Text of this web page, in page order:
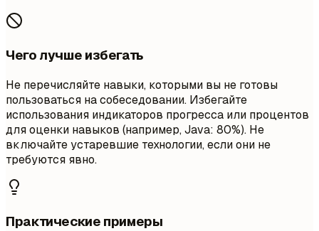
Чего лучше избегать
Не перечисляйте навыки, которыми вы не готовы
пользоваться на собеседовании. Избегайте
использования индикаторов прогресса или процентов
для оценки навыков (например, Java: 80%). Не
включайте устаревшие технологии, если они не
требуются явно.
Практические примеры